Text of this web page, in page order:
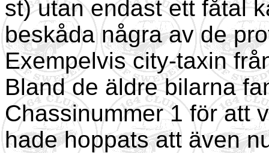
st) utan endast ett fåtal
beskåda några av de
Exempelvis city-taxin
Bland de äldre bilarna
Chassinummer 1 för att
hade hoppats att även